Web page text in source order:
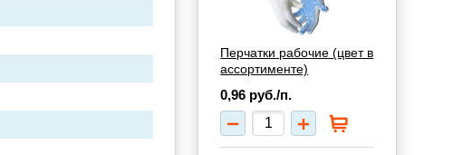
Перчатки рабочие (цвет в
ассортименте)
0,96 руб./п.